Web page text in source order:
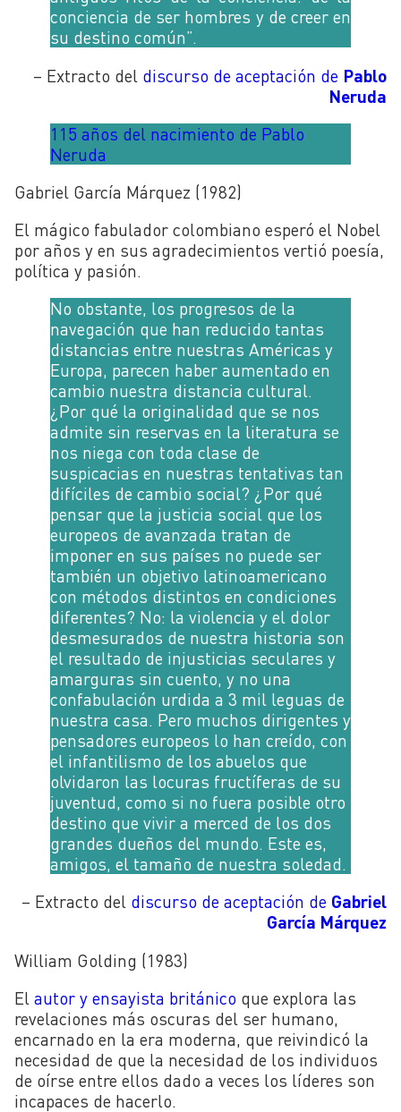
conciencia de ser hombres y de creer en
su destino común”.
– Extracto del discurso de aceptación de Pablo
Neruda
115 años del nacimiento de Pablo
Neruda
Gabriel García Márquez (1982)
El mágico fabulador colombiano esperó el Nobel
por años y en sus agradecimientos vertió poesía,
política y pasión.
No obstante, los progresos de la
navegación que han reducido tantas
distancias entre nuestras Américas y
Europa, parecen haber aumentado en
cambio nuestra distancia cultural.
¿Por qué la originalidad que se nos
admite sin reservas en la literatura se
nos niega con toda clase de
suspicacias en nuestras tentativas tan
difíciles de cambio social? ¿Por qué
pensar que la justicia social que los
europeos de avanzada tratan de
imponer en sus países no puede ser
también un objetivo latinoamericano
con métodos distintos en condiciones
diferentes? No: la violencia y el dolor
desmesurados de nuestra historia son
el resultado de injusticias seculares y
amarguras sin cuento, y no una
confabulación urdida a 3 mil leguas de
nuestra casa. Pero muchos dirigentes y
pensadores europeos lo han creído, con
el infantilismo de los abuelos que
olvidaron las locuras fructíferas de su
juventud, como si no fuera posible otro
destino que vivir a merced de los dos
grandes dueños del mundo. Este es,
amigos, el tamaño de nuestra soledad.
– Extracto del discurso de aceptación de Gabriel
García Márquez
William Golding (1983)
El autor y ensayista británico que explora las
revelaciones más oscuras del ser humano,
encarnado en la era moderna, que reivindicó la
necesidad de que la necesidad de los individuos
de oírse entre ellos dado a veces los líderes son
incapaces de hacerlo.